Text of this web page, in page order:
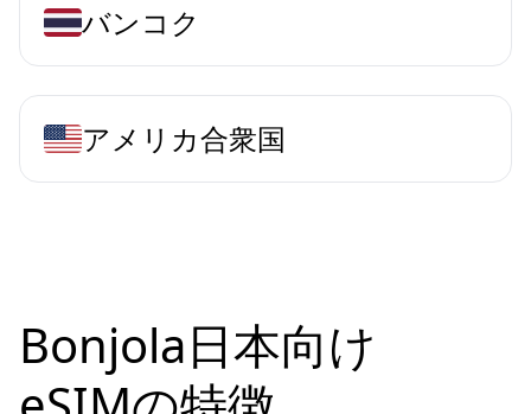
バンコク
アメリカ合衆国
Bonjola日本向け